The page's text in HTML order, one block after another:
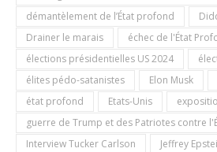
démantèlement de l’État profond
Drainer le marais
échec de l'État
élections présidentielles US 2024
élites pédo-satanistes
Elon Musk
état profond
Etats-Unis
guerre de Trump et des Patriotes contre
Interview Tucker Carlson
Jeffrey